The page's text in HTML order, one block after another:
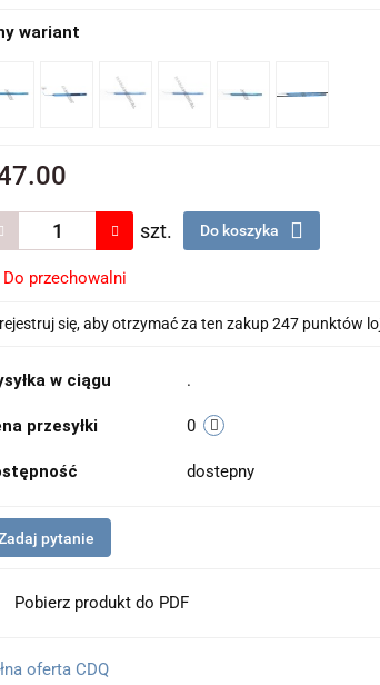
wariant
szt. Do koszyka
Do przechowalni
się, aby otrzymać za ten zakup 247 punktów
w ciągu .
przesyłki 0
dostepny
pytanie
Pobierz produkt do PDF
oferta CDQ